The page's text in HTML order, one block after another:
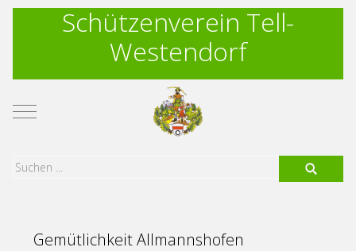
Schützenverein Tell-
Westendorf
Mobile Menu Toggle
Gemütlichkeit Allmannshofen